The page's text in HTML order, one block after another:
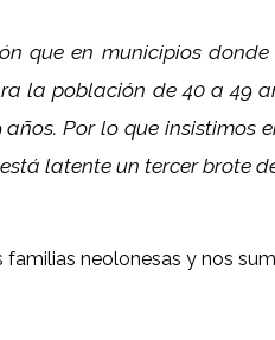
que en municipios
la población de 40 a 49
Por lo que insistimos
latente un tercer brote
neolonesas y nos